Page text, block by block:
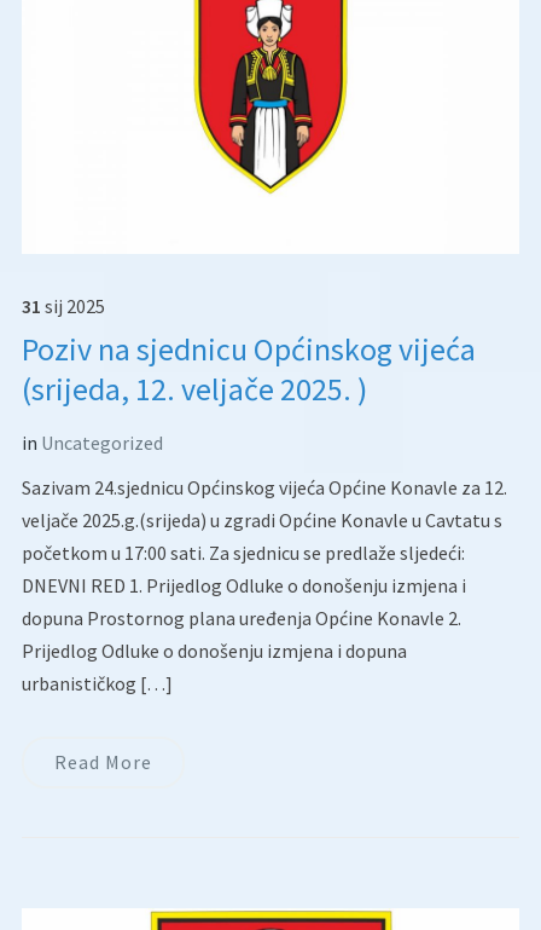
31 sij 2025
Poziv na sjednicu Općinskog vijeća
(srijeda, 12. veljače 2025. )
in Uncategorized
Sazivam 24.sjednicu Općinskog vijeća Općine Konavle za 12.
veljače 2025.g.(srijeda) u zgradi Općine Konavle u Cavtatu s
početkom u 17:00 sati. Za sjednicu se predlaže sljedeći:
DNEVNI RED 1. Prijedlog Odluke o donošenju izmjena i
dopuna Prostornog plana uređenja Općine Konavle 2.
Prijedlog Odluke o donošenju izmjena i dopuna
urbanističkog […]
Read More